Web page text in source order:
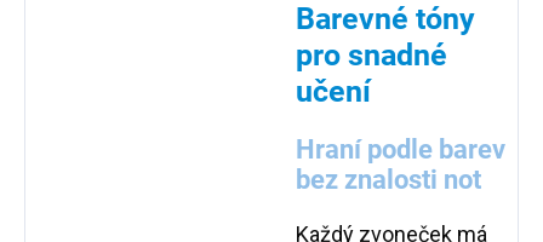
Barevné tóny
pro snadné
učení
Hraní podle barev
bez znalosti not
Každý zvoneček má